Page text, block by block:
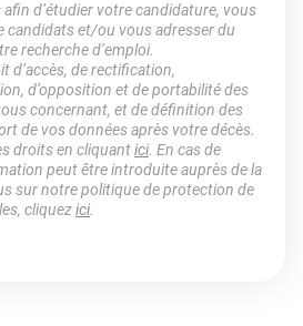
d’étudier votre candidature, vous
candidats et/ou vous adresser du
recherche d’emploi.
d’accès, de rectification,
d’opposition et de portabilité des
concernant, et de définition des
de vos données après votre décès.
droits en cliquantici. En cas de
peut être introduite auprès de la
sur notre politique de protection de
cliquezici.